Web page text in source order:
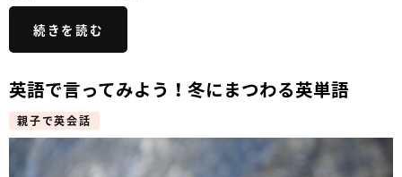
続きを読む
英語で言ってみよう！冬にまつわる英単語
親子で英会話